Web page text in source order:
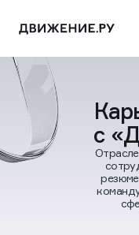
с